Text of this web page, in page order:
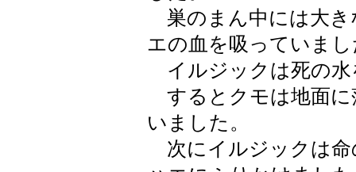
巣のまん中には大き
エの血を吸っていま
イルジックは死の水
するとクモは地面に
いました。
次にイルジックは命